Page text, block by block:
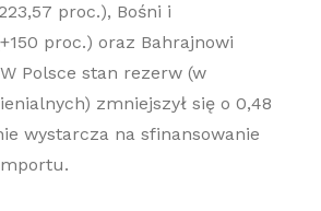
proc.), Bośni i
proc.) oraz Bahrajnowi
Polsce stan rezerw (w
zmniejszył się o 0,48
wystarcza na sfinansowanie